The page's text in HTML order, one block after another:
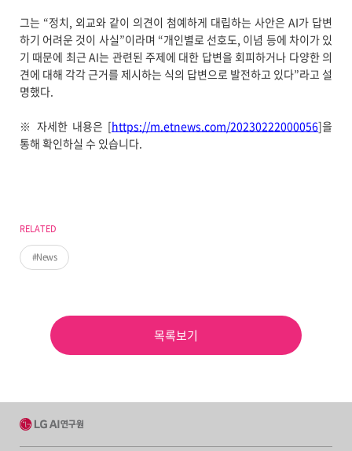
RELATED
News
그는 “정치, 외교와 같이 의견이 첨예하게 대립하는 사안은 AI가 답변
하기 어려운 것이 사실”이라며 “개인별로 선호도, 이념 등에 차이가 있
기 때문에 최근 AI는 관련된 주제에 대한 답변을 회피하거나 다양한 의
견에 대해 각각 근거를 제시하는 식의 답변으로 발전하고 있다”라고 설
명했다.
※ 자세한 내용은 [https://m.etnews.com/20230222000056]을
통해 확인하실 수 있습니다.
목록보기